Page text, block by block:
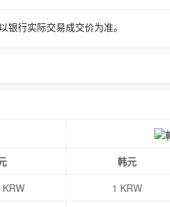
行实际交易成交价为准。
韩元
1 KRW